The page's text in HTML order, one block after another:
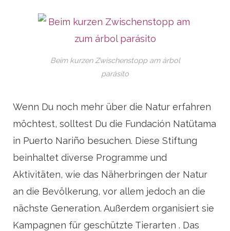
Beim kurzen Zwischenstopp am árbol
parásito
Wenn Du noch mehr über die Natur erfahren
möchtest, solltest Du die Fundación Natütama
in Puerto Nariño besuchen. Diese Stiftung
beinhaltet diverse Programme und
Aktivitäten, wie das Näherbringen der Natur
an die Bevölkerung, vor allem jedoch an die
nächste Generation. Außerdem organisiert sie
Kampagnen für geschützte Tierarten . Das